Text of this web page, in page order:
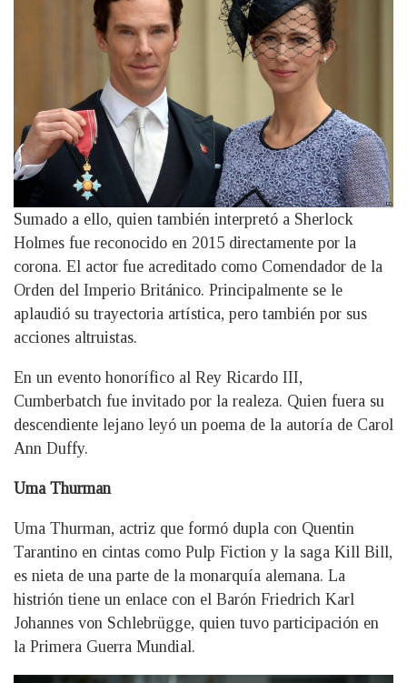
Sumado a ello, quien también interpretó a Sherlock
Holmes fue reconocido en 2015 directamente por la
corona. El actor fue acreditado como Comendador de la
Orden del Imperio Británico. Principalmente se le
aplaudió su trayectoria artística, pero también por sus
acciones altruistas.
En un evento honorífico al Rey Ricardo III,
Cumberbatch fue invitado por la realeza. Quien fuera su
descendiente lejano leyó un poema de la autoría de Carol
Ann Duffy.
Uma Thurman
Uma Thurman, actriz que formó dupla con Quentin
Tarantino en cintas como Pulp Fiction y la saga Kill Bill,
es nieta de una parte de la monarquía alemana. La
histrión tiene un enlace con el Barón Friedrich Karl
Johannes von Schlebrügge, quien tuvo participación en
la Primera Guerra Mundial.